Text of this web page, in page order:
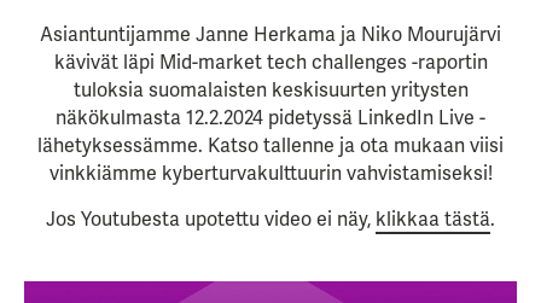
Asiantuntijamme Janne Herkama ja Niko Mourujärvi
kävivät läpi Mid-market tech challenges -raportin
tuloksia suomalaisten keskisuurten yritysten
näkökulmasta 12.2.2024 pidetyssä LinkedIn Live -
lähetyksessämme. Katso tallenne ja ota mukaan viisi
vinkkiämme kyberturvakulttuurin vahvistamiseksi!
Jos Youtubesta upotettu video ei näy, klikkaa tästä.